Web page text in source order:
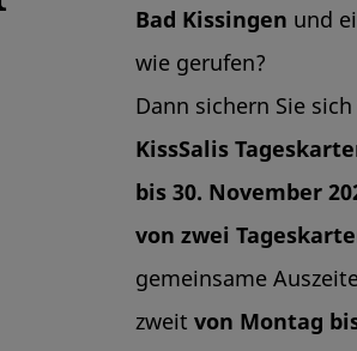
Bad Kissingen und
wie gerufen?
Dann sichern Sie
KissSalis
bis 30. November
von zwei
gemeinsame
zweit von Montag